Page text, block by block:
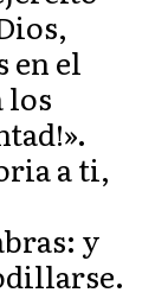
en el
los
a ti,
y